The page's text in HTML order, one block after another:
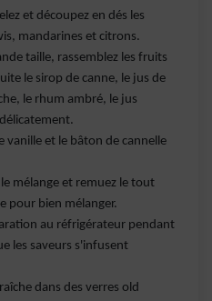
et découpez en dés les
mandarines et citrons.
taille, rassemblez les fruits
le sirop de canne, le jus de
le rhum ambré, le jus
vanille et le bâton de cannelle
mélange et remuez le tout
pour bien mélanger.
au réfrigérateur pendant
les saveurs s'infusent
dans des verres old